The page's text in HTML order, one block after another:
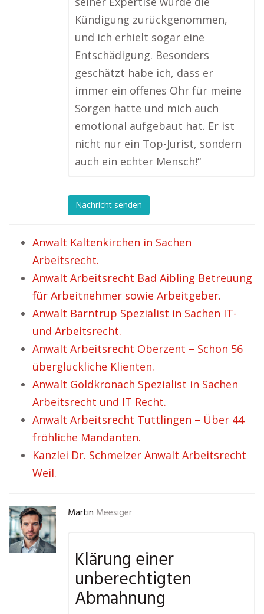
Kündigung zurückgenommen,
und ich erhielt sogar eine
Entschädigung. Besonders
geschätzt habe ich, dass er
immer ein offenes Ohr für meine
Sorgen hatte und mich auch
emotional aufgebaut hat. Er ist
nicht nur ein Top-Jurist, sondern
auch ein echter Mensch!“
Nachricht senden
Anwalt Kaltenkirchen in Sachen
Arbeitsrecht.
Anwalt Arbeitsrecht Bad Aibling Betreuung
für Arbeitnehmer sowie Arbeitgeber.
Anwalt Barntrup Spezialist in Sachen IT-
und Arbeitsrecht.
Anwalt Arbeitsrecht Oberzent – Schon 56
überglückliche Klienten.
Anwalt Goldkronach Spezialist in Sachen
Arbeitsrecht und IT Recht.
Anwalt Arbeitsrecht Tuttlingen – Über 44
fröhliche Mandanten.
Kanzlei Dr. Schmelzer Anwalt Arbeitsrecht
Weil.
Martin Meesiger
Klärung einer
unberechtigten
Abmahnung